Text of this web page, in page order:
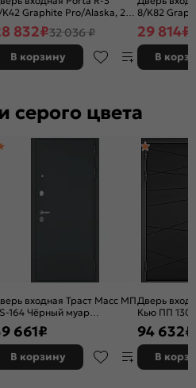
Graphite Pro/Alaska, 2
с ночной задвижкой
832₽32 036 ₽
В корзину
8/K82
замка, с
29 814₽
В
серого цвета
входная Траст Масс МП
164 Чёрный муар
Графит софт, с
2 замка, с ночной
661₽
В корзину
Дверь
Кью ПП 130
Чёрный
серый, 2
94 632₽
В